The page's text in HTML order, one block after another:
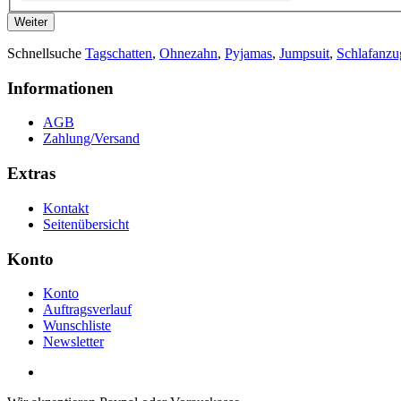
Weiter
Schnellsuche Tagschatten, Ohnezahn, Pyjamas, Jumpsuit,
Informationen
AGB
Zahlung/Versand
Extras
Kontakt
Seitenübersicht
Konto
Konto
Auftragsverlauf
Wunschliste
Newsletter